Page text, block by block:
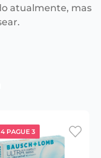
atualmente, mas
PAGUE 3